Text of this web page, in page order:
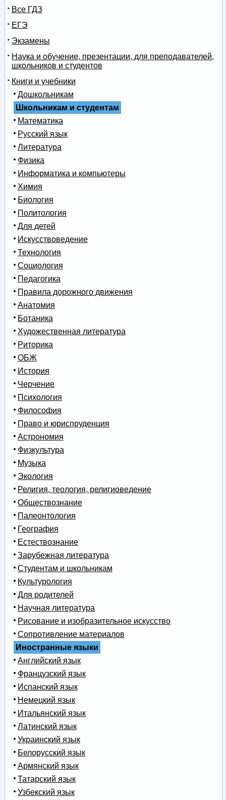
Все ГДЗ
ЕГЭ
Экзамены
Наука и обучение, презентации, для преподавателей,
школьников и студентов
Книги и учебники
Дошкольникам
Школьникам и студентам
Математика
Русский язык
Литература
Физика
Информатика и компьютеры
Химия
Биология
Политология
Для детей
Искусствоведение
Технология
Социология
Педагогика
Правила дорожного движения
Анатомия
Ботаника
Художественная литература
Риторика
ОБЖ
История
Черчение
Психология
Философия
Право и юриспруденция
Астрономия
Физкультура
Музыка
Экология
Религия, теология, религиоведение
Обществознание
Палеонтология
География
Естествознание
Зарубежная литература
Студентам и школьникам
Культурология
Для родителей
Научная литература
Рисование и изобразительное искусство
Сопротивление материалов
Иностранные языки
Английский язык
Французский язык
Испанский язык
Немецкий язык
Итальянский язык
Латинский язык
Украинский язык
Белорусский язык
Армянский язык
Татарский язык
Узбекский язык